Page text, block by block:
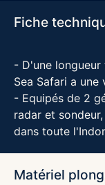
Fiche
- D'une
Sea Safari a
- Equipés de 2
radar et
dans toute
Matériel